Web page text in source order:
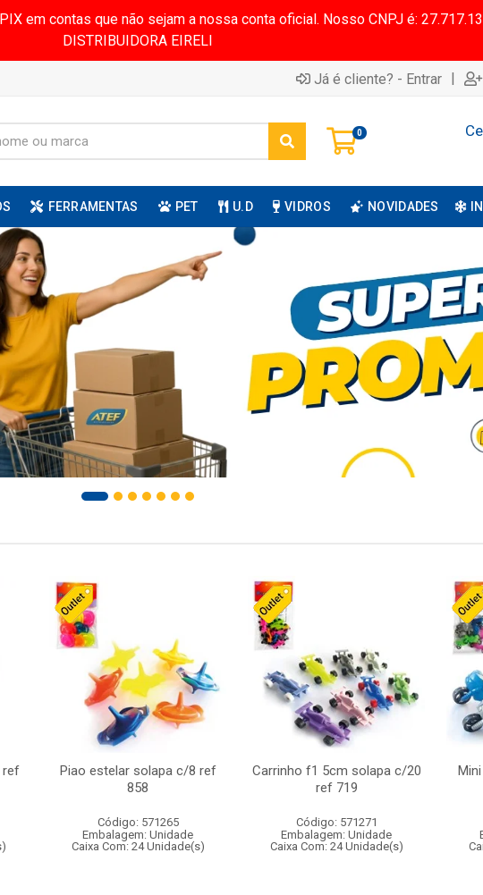
em contas que não sejam a nossa conta oficial. Nosso CNPJ é:
DISTRIBUIDORA EIRELI
Já é cliente? - Entrar |
0
FERRAMENTAS PET U.D VIDROS NOVIDADES
ref
Piao estelar solapa c/8 ref
858
Código: 571265
Embalagem: Unidade
Caixa Com: 24 Unidade(s)
Carrinho f1 5cm solapa c/20
ref 719
Código: 571271
Embalagem: Unidade
Caixa Com: 24 Unidade(s)